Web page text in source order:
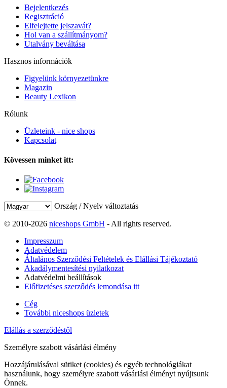
Bejelentkezés
Regisztráció
Elfelejtette jelszavát?
Hol van a szállítmányom?
Utalvány beváltása
Hasznos információk
Figyelünk környezetünkre
Magazin
Beauty Lexikon
Rólunk
Üzleteink - nice shops
Kapcsolat
Kövessen minket itt:
Ország / Nyelv változtatás
© 2010-2026 niceshops GmbH - All rights reserved.
Impresszum
Adatvédelem
Általános Szerződési Feltételek és Elállási Tájékoztató
Akadálymentesítési nyilatkozat
Adatvédelmi beállítások
Előfizetéses szerződés lemondása itt
Cég
További niceshops üzletek
Elállás a szerződéstől
Személyre szabott vásárlási élmény
Hozzájárulásával sütiket (cookies) és egyéb technológiákat
használunk, hogy személyre szabott vásárlási élményt nyújtsunk
Önnek.